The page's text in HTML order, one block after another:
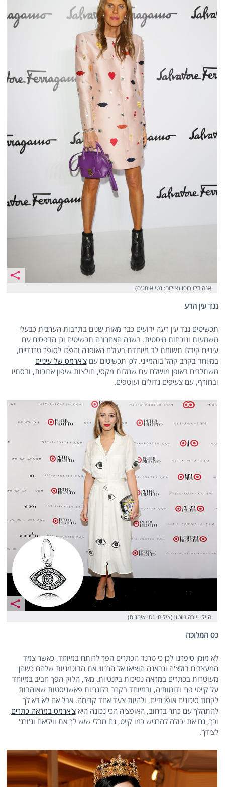
אנה דלו רוסו (צילום: גטי אימג'ס)
נגד עין הרע
תכשיטים נגד עין רעה ידועים כבר מאות שנים בתרבות הערבית כבעלי
משמעות ונוכחות מיסטית. בשנה האחרונה תכשיטים וכן הדפסים עם
עיניים קיבלו תשומת לב מיוחדת בעולם האופנה והפכו לסופר טרנדיים,
במיוחד בקרב קהל בוהמייני. לכן תכשיטים עםצ'ארמס של עיניים
משתלבים באופן מושלם עם שמלות מקסי, חולצות שיפון ארוכות, ובסתיו
ובחורף, עם צעיפים גדולים ועוטפים.
היילי ויירה ניוטון (צילום: גטי אימג'ס)
כס המלוכה
לא מזמן סיפרנו לכן כי טרנד הכתרים הפך לרותח במיוחד, כאשר צמד
המעצבים דולצ'ה וגבאנה הוציאו אל הרנווי את הדוגמניות שלהם כשהן
מעוטרות בכתרים במראה נסיכות ביזנטיות. מאז, הלוק הפך חביב במיוחד
על קייטי פרי ודומותיה, ובמיוחד בקרב בלוגריות פאשניסטות שאוהבות
לקחת סיכונים אופנתיים, ולהיות צעד אחד קדימה. אבל אם לא בא לך
להתהלך עם כתר ברחוב, האופציה הכי נכונה היאצ'ארמס במראה כתרים,
וכך, גם את יכולה להרגיש כמו קייט, גם מבלי שיש לך את וויליאם וג'ורג'
לצידך.